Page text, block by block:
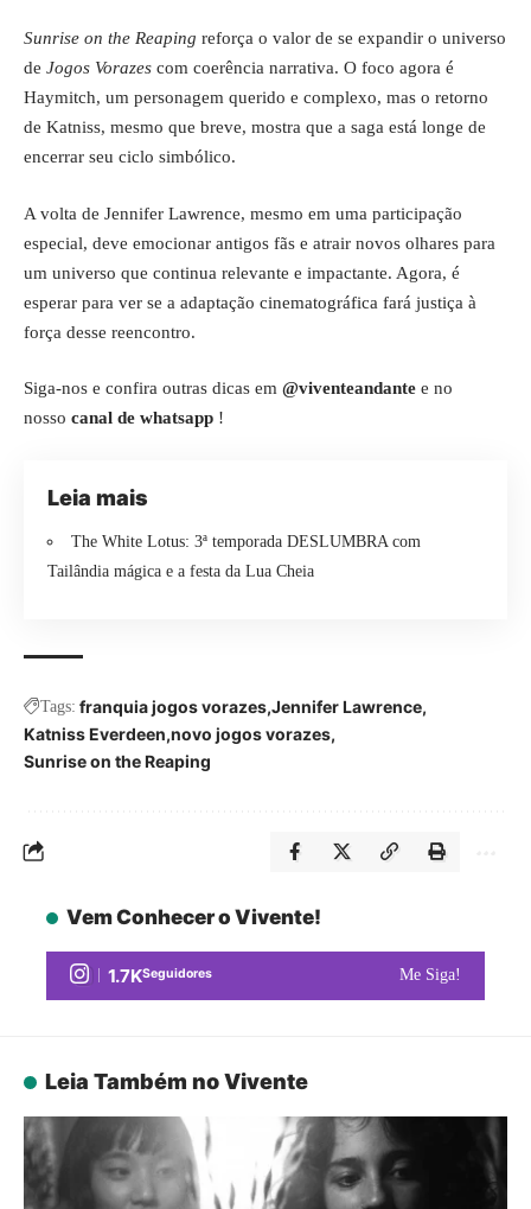
Sunrise on the Reaping reforça o valor de se expandir o universo
de Jogos Vorazes com coerência narrativa. O foco agora é
Haymitch, um personagem querido e complexo, mas o retorno
de Katniss, mesmo que breve, mostra que a saga está longe de
encerrar seu ciclo simbólico.
A volta de Jennifer Lawrence, mesmo em uma participação
especial, deve emocionar antigos fãs e atrair novos olhares para
um universo que continua relevante e impactante. Agora, é
esperar para ver se a adaptação cinematográfica fará justiça à
força desse reencontro.
Siga-nos e confira outras dicas em @viventeandante e no
nosso canal de whatsapp !
Leia mais
The White Lotus: 3ª temporada DESLUMBRA com
Tailândia mágica e a festa da Lua Cheia
Tags: franquia jogos vorazes Jennifer Lawrence
Katniss Everdeen novo jogos vorazes
Sunrise on the Reaping
Vem Conhecer o Vivente!
1.7KSeguidores Me Siga!
Leia Também no Vivente